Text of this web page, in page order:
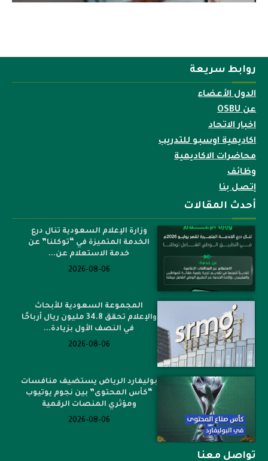
روابط سريعة
الدول الأعضاء
عن OSBU
اخبار الاتحاد
اكاديمية اوسبو للتدريب
محاضرات الاكاديمية
وظائف
إتصل بنا
أحدث المقالات
وزارة الإعلام السعودية تنال درع
الخدمة المتميزة في “توكلنا” عن
خدمة الاستعلام عن...
2026-08-06
المجموعة السعودية للأبحاث
والإعلام تحقق 34.8 مليون ريال أرباحًا
في النصف الأول بزيادة...
2026-08-06
بوليفارد الرياض يستضيف منافسات
“كأس المحتوى” بين نجوم يوتيوب
ومؤثري المنصات الرقمية
2026-08-06
تواصل معنا